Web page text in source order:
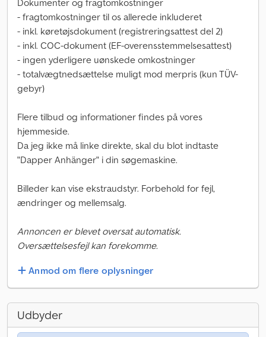
Dokumenter og fragtomkostninger
- fragtomkostninger til os allerede inkluderet
- inkl. køretøjsdokument (registreringsattest del 2)
- inkl. COC-dokument (EF-overensstemmelsesattest)
- ingen yderligere uønskede omkostninger
- totalvægtnedsættelse muligt mod merpris (kun TÜV-
gebyr)
Flere tilbud og informationer findes på vores
hjemmeside.
Da jeg ikke må linke direkte, skal du blot indtaste
"Dapper Anhänger" i din søgemaskine.
Billeder kan vise ekstraudstyr. Forbehold for fejl,
ændringer og mellemsalg.
Annoncen er blevet oversat automatisk.
Oversættelsesfejl kan forekomme.
Anmod om flere oplysninger
Udbyder